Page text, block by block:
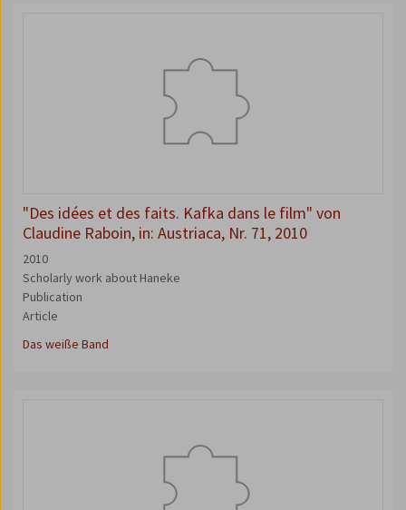
"Des idées et des faits. Kafka dans le film" von
Claudine Raboin, in: Austriaca, Nr. 71, 2010
2010
Scholarly work about Haneke
Publication
Article
Das weiße Band